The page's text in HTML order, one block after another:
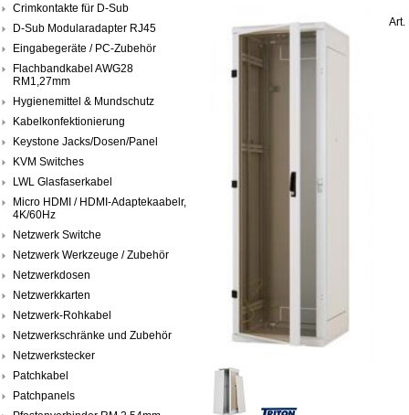
Crimkontakte für D-Sub
D-Sub Modularadapter RJ45
Eingabegeräte / PC-Zubehör
Flachbandkabel AWG28
RM1,27mm
Hygienemittel & Mundschutz
Kabelkonfektionierung
Keystone Jacks/Dosen/Panel
KVM Switches
LWL Glasfaserkabel
Micro HDMI / HDMI-Adaptekaabelr,
4K/60Hz
Netzwerk Switche
Netzwerk Werkzeuge / Zubehör
Netzwerkdosen
Netzwerkkarten
Netzwerk-Rohkabel
Netzwerkschränke und Zubehör
Netzwerkstecker
Patchkabel
Patchpanels
Art.